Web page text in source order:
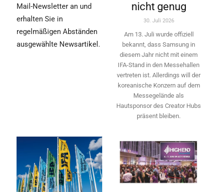
Mail-Newsletter an und
erhalten Sie in
regelmäßigen Abständen
ausgewählte Newsartikel.
nicht genug
30. Juli 2026
Am 13. Juli wurde offiziell
bekannt, dass Samsung in
diesem Jahr nicht mit einem
IFA-Stand in den Messehallen
vertreten ist. Allerdings will ­der
koreanische Konzern auf dem
Messegelände als
Hautsponsor des Creator Hubs
präsent bleiben.